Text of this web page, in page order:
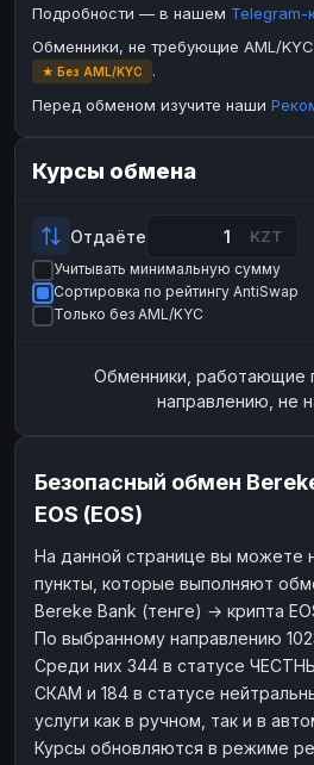
ЭЛЕКТРОННЫЕ
Paxum
Perfect Money USD
PayPal
БАЛАНСЫ
ИНТЕРНЕТ
RUB
Райффайзен RUB
ВТБ
Т-Банк RUB Т-
ДЕНЕЖНЫЕ
ЗК USD
WU
ЗК
НАЛИЧНЫЕ
Наличные RUB
Подробности — в нашем Telegram-
Обменники, не требующие AML/
★ Без AML/KYC
.
Перед обменом изучите наши
Курсы обмена
Отдаёте KZT
Учитывать минимальную сумму
Сортировка по рейтингу AntiSwap
Только без AML/KYC
Обменники, работающие
направлению, не
Безопасный обмен
EOS (EOS)
На данной странице вы можете
пункты, которые выполняют
Bereke Bank (тенге) → крипта
По выбранному направлению
Среди них 344 в статусе
СКАМ и 184 в статусе
услуги как в ручном, так и в
Курсы обновляются в режиме